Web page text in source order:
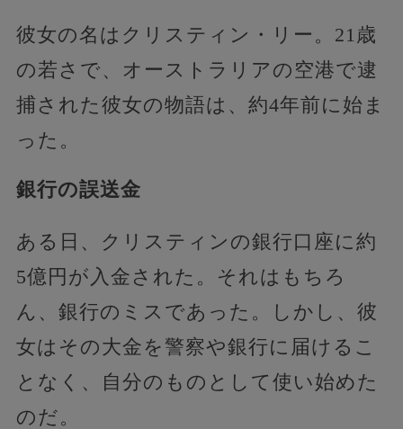
彼女の名はクリスティン・リー。21歳
の若さで、オーストラリアの空港で逮
捕された彼女の物語は、約4年前に始ま
った。
銀行の誤送金
ある日、クリスティンの銀行口座に約
5億円が入金された。それはもちろ
ん、銀行のミスであった。しかし、彼
女はその大金を警察や銀行に届けるこ
となく、自分のものとして使い始めた
のだ。